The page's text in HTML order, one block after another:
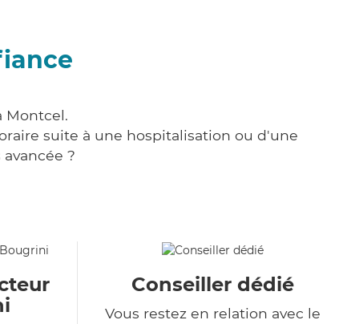
Montcel.
suite à une hospitalisation ou d'une
?
Conseiller dédié
Vous restez en relation avec le